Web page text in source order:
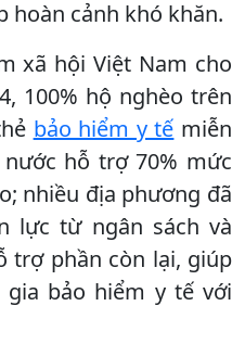
hoàn cảnh khó khăn.
xã hội Việt Nam cho
100% hộ nghèo trên
bảo hiểm y tế miễn
hỗ trợ 70% mức
nhiều địa phương đã
lực từ ngân sách và
trợ phần còn lại, giúp
bảo hiểm y tế với